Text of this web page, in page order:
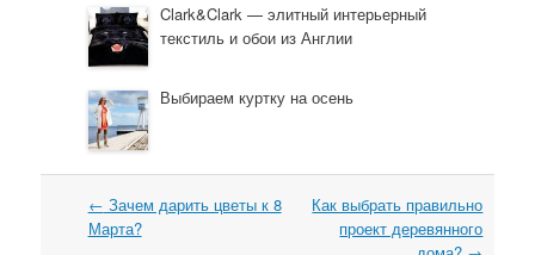
Clark&Clark — элитный интерьерный
текстиль и обои из Англии
Выбираем куртку на осень
Навигация
← Зачем дарить цветы к 8
Марта?
Как выбрать правильно
проект деревянного